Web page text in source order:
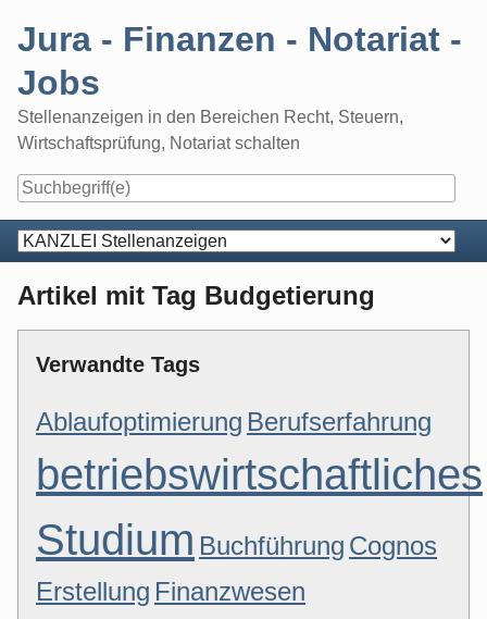
Jura - Finanzen - Notariat -
Jobs
Stellenanzeigen in den Bereichen Recht, Steuern,
Wirtschaftsprüfung, Notariat schalten
Navigation
Artikel mit Tag Budgetierung
Verwandte Tags
Ablaufoptimierung Berufserfahrung
betriebswirtschaftliches
Studium Buchführung Cognos
Erstellung Finanzwesen